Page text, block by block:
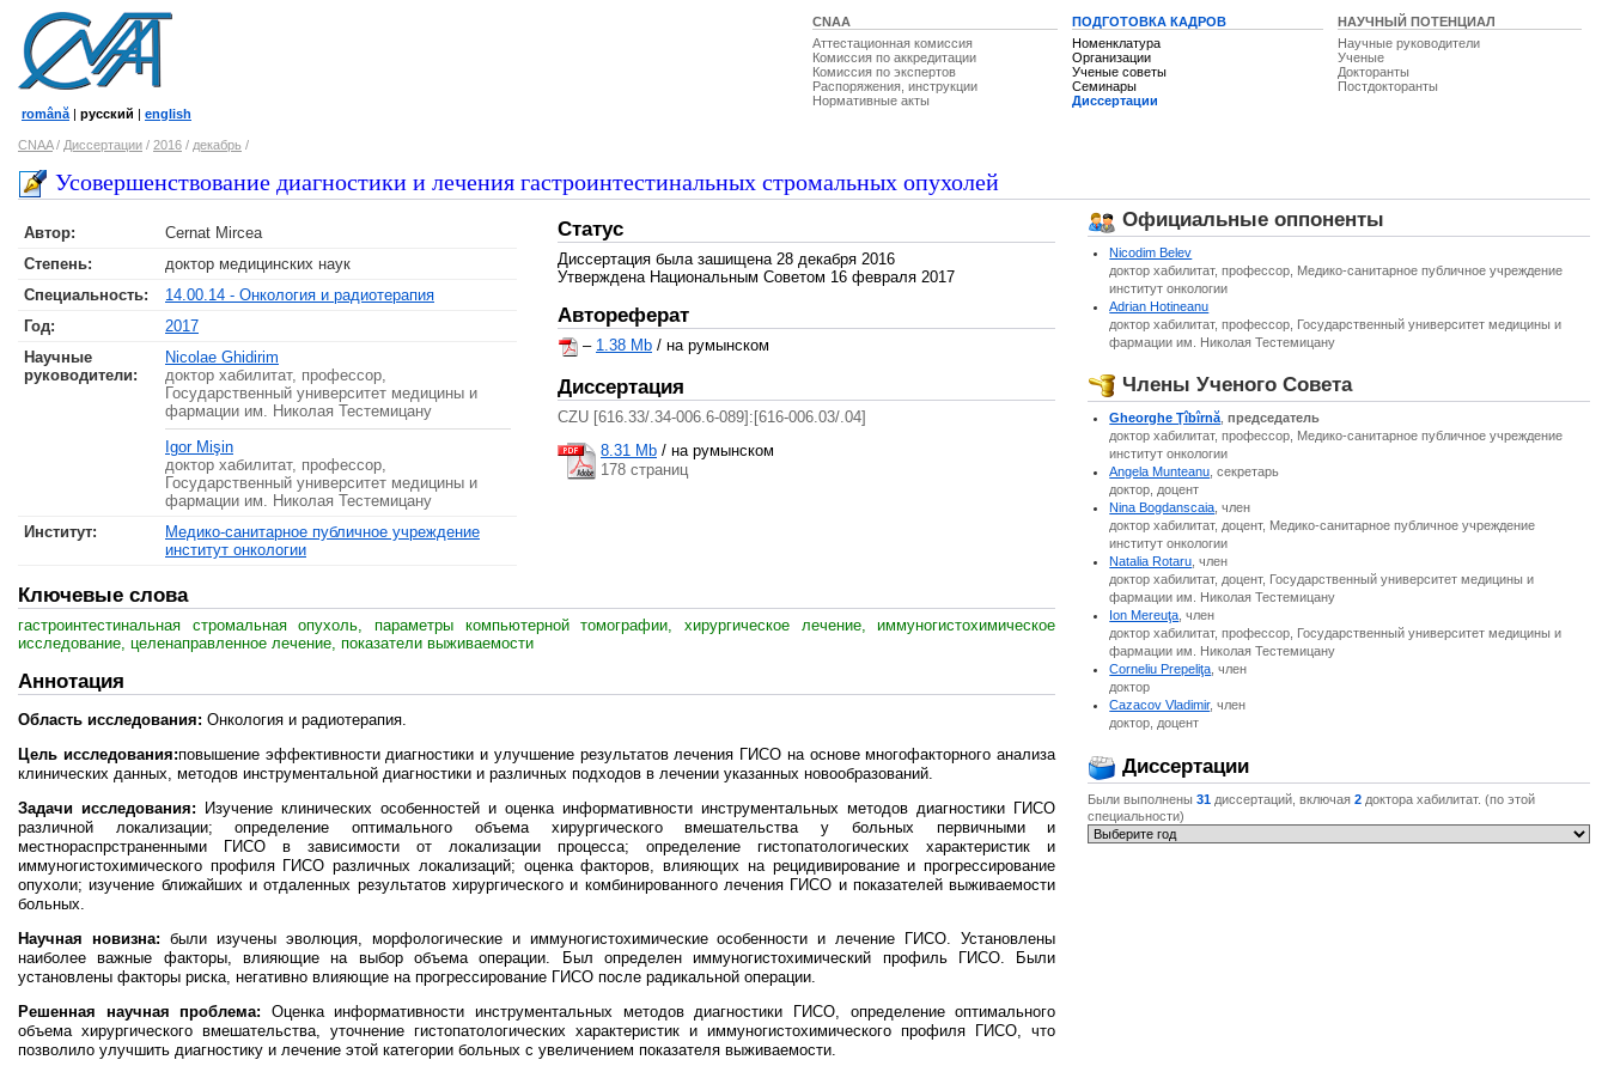
CNAA
Аттестационная комиссия
Комиссия по аккредитации
Комиссия по экспертов
Распоряжения, инструкции
Нормативные акты
ПОДГОТОВКА КАДРОВ
Номенклатура
Организации
Ученые советы
Семинары
Диссертации
НАУЧНЫЙ ПОТЕНЦИАЛ
Научные руководители
Ученые
Докторанты
Постдокторанты
română | русский | english
CNAA/ Диссертации / 2016 / декабрь /
Усовершенствование диагностики и лечения гастроинтестинальных стромальных опухолей
Автор:
Cernat Mircea
Степень:
доктор медицинских наук
Специальность:
14.00.14 - Онкология и радиотерапия
Год:
2017
Научные
руководители:
Nicolae Ghidirim
доктор хабилитат, профессор,
Государственный университет медицины и
фармации им. Николая Тестемицану
Igor Mişin
доктор хабилитат, профессор,
Государственный университет медицины и
фармации им. Николая Тестемицану
Институт:
Медико-санитарное публичное учреждение
институт онкологии
Статус
Диссертация была зашищена 28 декабря 2016
Утверждена Национальным Советом 16 февраля 2017
Автореферат
– 1.38 Mb / на румынском
Диссертация
CZU [616.33/.34-006.6-089]:[616-006.03/.04]
8.31 Mb / на румынском
178 страниц
Ключевые слова
гастроинтестинальная стромальная опухоль, параметры компьютерной томографии, хирургическое лечение, иммуногистохимическое
исследование, целенаправленное лечение, показатели выживаемости
Аннотация
Область исследования: Онкология и радиотерапия.
Цель исследования:повышение эффективности диагностики и улучшение результатов лечения ГИСО на основе многофакторного анализа
клинических данных, методов инструментальной диагностики и различных подходов в лечении указанных новообразований.
Задачи исследования: Изучение клинических особенностей и оценка информативности инструментальных методов диагностики ГИСО
различной локализации; определение оптимального объема хирургического вмешательства у больных первичными и
местнораспрстраненными ГИСО в зависимости от локализации процесса; определение гистопатологических характеристик и
иммуногистохимического профиля ГИСО различных локализаций; оценка факторов, влияющих на рецидивирование и прогрессирование
опухоли; изучение ближайших и отдаленных результатов хирургического и комбинированного лечения ГИСО и показателей выживаемости
больных.
Научная новизна: были изучены эволюция, морфологические и иммуногистохимические особенности и лечение ГИСО. Установлены
наиболее важные факторы, влияющие на выбор объема операции. Был определен иммуногистохимический профиль ГИСО. Были
установлены факторы риска, негативно влияющие на прогрессирование ГИСО после радикальной операции.
Решенная научная проблема: Оценка информативности инструментальных методов диагностики ГИСО, определение оптимального
объема хирургического вмешательства, уточнение гистопатологических характеристик и иммуногистохимического профиля ГИСО, что
позволило улучшить диагностику и лечение этой категории больных с увеличением показателя выживаемости.
Официальные оппоненты
Nicodim Belev
доктор хабилитат, профессор, Медико-санитарное публичное учреждение
институт онкологии
Adrian Hotineanu
доктор хабилитат, профессор, Государственный университет медицины и
фармации им. Николая Тестемицану
Члены Ученого Совета
Gheorghe Ţîbîrnă ,председатель
доктор хабилитат, профессор, Медико-санитарное публичное учреждение
институт онкологии
Angela Munteanu , секретарь
доктор, доцент
Nina Bogdanscaia , член
доктор хабилитат, доцент, Медико-санитарное публичное учреждение
институт онкологии
Natalia Rotaru , член
доктор хабилитат, доцент, Государственный университет медицины и
фармации им. Николая Тестемицану
Ion Mereuţa , член
доктор хабилитат, профессор, Государственный университет медицины и
фармации им. Николая Тестемицану
Corneliu Prepeliţa , член
доктор
Cazacov Vladimir, член
доктор, доцент
Диссертации
Были выполнены 31диссертаций, включая 2доктора хабилитат. (по этой
специальности)